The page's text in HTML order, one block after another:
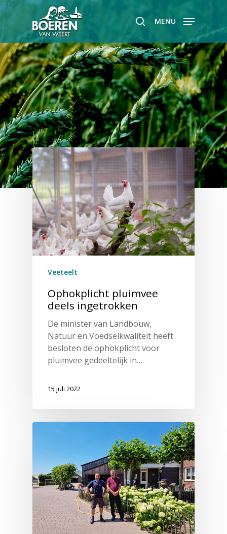
Hit enter to search or ESC to close
MENU
Veeteelt
Ophokplicht pluimvee
deels ingetrokken
De minister van Landbouw,
Natuur en Voedselkwaliteit heeft
besloten de ophokplicht voor
pluimvee gedeeltelijk in…
15 juli 2022